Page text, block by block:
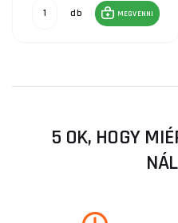
db MEGVENNI
5 OK, HOGY